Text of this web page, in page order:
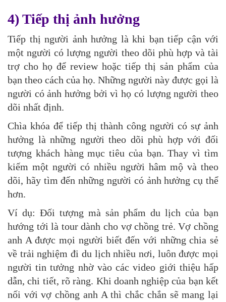
4) Tiếp thị ảnh hưởng
Tiếp thị người ảnh hưởng là khi bạn tiếp cận với
một người có lượng người theo dõi phù hợp và tài
trợ cho họ để review hoặc tiếp thị sản phẩm của
bạn theo cách của họ. Những người này được gọi là
người có ảnh hưởng bởi vì họ có lượng người theo
dõi nhất định.
Chìa khóa để tiếp thị thành công người có sự ảnh
hưởng là những người theo dõi phù hợp với đối
tượng khách hàng mục tiêu của bạn. Thay vì tìm
kiếm một người có nhiều người hâm mộ và theo
dõi, hãy tìm đến những người có ảnh hưởng cụ thể
hơn.
Ví dụ: Đối tượng mà sản phẩm du lịch của bạn
hướng tới là tour dành cho vợ chồng trẻ. Vợ chồng
anh A được mọi người biết đến với những chia sẻ
về trải nghiệm đi du lịch nhiều nơi, luôn được mọi
người tin tưởng nhờ vào các video giới thiệu hấp
dẫn, chi tiết, rõ ràng. Khi doanh nghiệp của bạn kết
nối với vợ chồng anh A thì chắc chắn sẽ mang lại